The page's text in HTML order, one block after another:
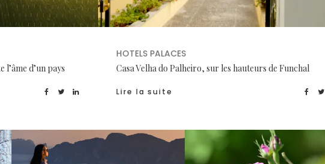
d’un pays
HOTELS PALACES
Casa Velha do Palheiro, sur les hauteurs de Funchal
Lire la suite